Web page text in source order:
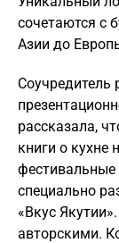
сочетаются с
Азии до
Соучредитель
рассказала,
книги о кухне
фестивальные
специально
«Вкус
авторскими.